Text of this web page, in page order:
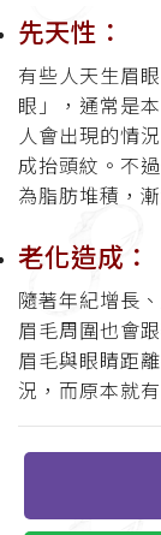
先天性：
有些人天生眉
眼」，通常是
人會出現的情
成抬頭紋。不
為脂肪堆積，
老化造成：
隨著年紀增長
眉毛周圍也會
眉毛與眼睛距
況，而原本就